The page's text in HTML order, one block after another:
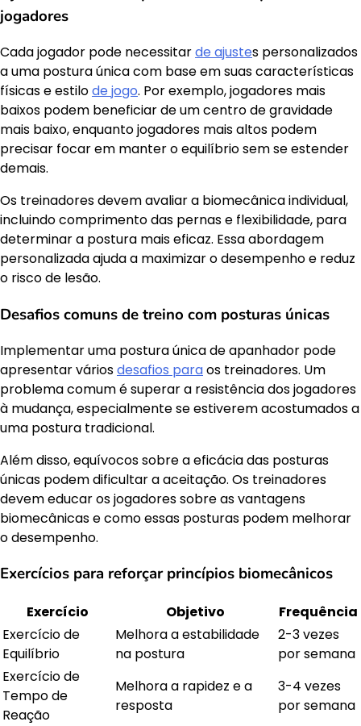
jogadores
Cada jogador pode necessitarde ajustes personalizados
a uma postura única com base em suas características
físicas e estilode jogo. Por exemplo, jogadores mais
baixos podem beneficiar de um centro de gravidade
mais baixo, enquanto jogadores mais altos podem
precisar focar em manter o equilíbrio sem se estender
demais.
Os treinadores devem avaliar a biomecânica individual,
incluindo comprimento das pernas e flexibilidade, para
determinar a postura mais eficaz. Essa abordagem
personalizada ajuda a maximizar o desempenho e reduz
o risco de lesão.
Desafios comuns de treino com posturas únicas
Implementar uma postura única de apanhador pode
apresentar váriosdesafios paraos treinadores. Um
problema comum é superar a resistência dos jogadores
à mudança, especialmente se estiverem acostumados a
uma postura tradicional.
Além disso, equívocos sobre a eficácia das posturas
únicas podem dificultar a aceitação. Os treinadores
devem educar os jogadores sobre as vantagens
biomecânicas e como essas posturas podem melhorar
o desempenho.
Exercícios para reforçar princípios biomecânicos
Exercício Objetivo
Frequência
Exercício de
Equilíbrio
Melhora a estabilidade
na postura
2-3 vezes
por semana
Exercício de
Tempo de
Reação
Melhora a rapidez e a
resposta
3-4 vezes
por semana